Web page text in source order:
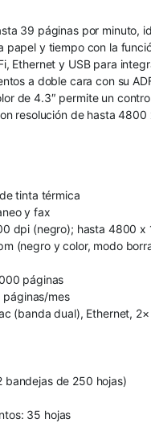
39 páginas por minuto,
papel y tiempo con la
Ethernet y USB para
a doble cara con su
de 4.3″ permite un
resolución de hasta
tinta térmica
y fax
dpi (negro); hasta 4800 x
(negro y color, modo
páginas
páginas/mes
(banda dual), Ethernet, 2×
de 250 hojas)
35 hojas